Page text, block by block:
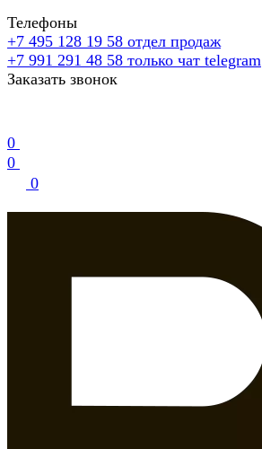
Телефоны
+7 495 128 19 58 отдел продаж
+7 991 291 48 58 только чат telegram
Заказать звонок
0
0
0